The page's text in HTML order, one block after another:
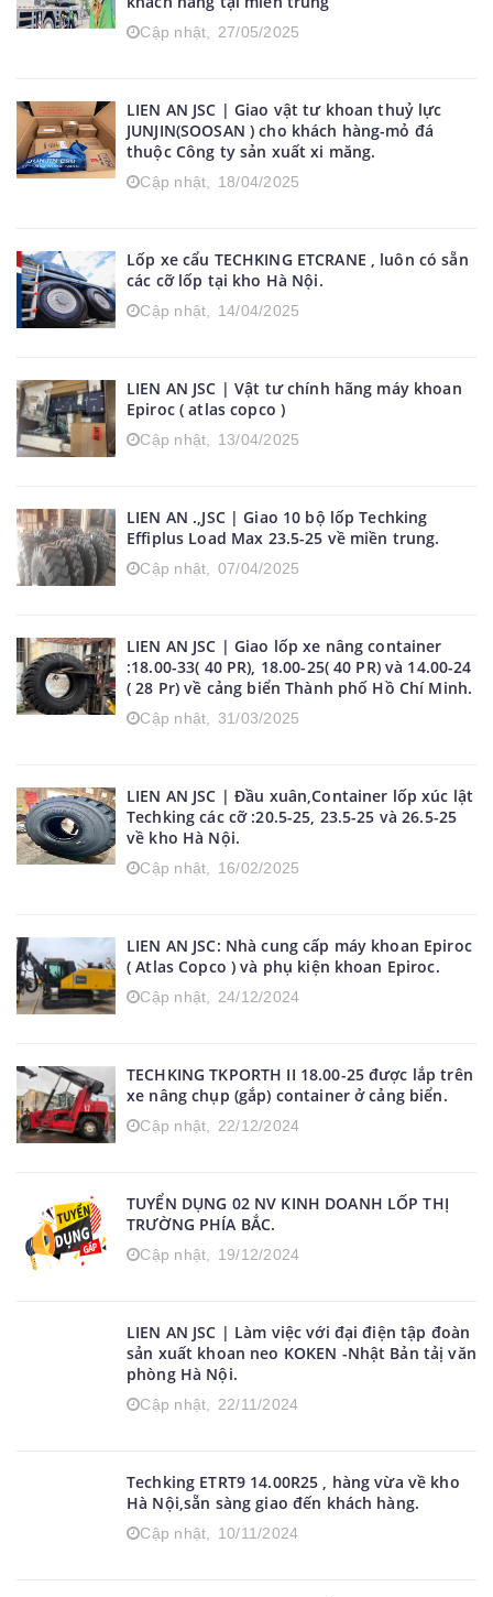
Cập nhật, 27/05/2025
LIEN AN JSC | Giao vật tư khoan thuỷ lực
JUNJIN(SOOSAN ) cho khách hàng-mỏ đá
thuộc Công ty sản xuất xi măng.
Cập nhật, 18/04/2025
Lốp xe cẩu TECHKING ETCRANE , luôn có sẵn
các cỡ lốp tại kho Hà Nội.
Cập nhật, 14/04/2025
LIEN AN JSC | Vật tư chính hãng máy khoan
Epiroc ( atlas copco )
Cập nhật, 13/04/2025
LIEN AN .,JSC | Giao 10 bộ lốp Techking
Effiplus Load Max 23.5-25 về miền trung.
Cập nhật, 07/04/2025
LIEN AN JSC | Giao lốp xe nâng container
:18.00-33( 40 PR), 18.00-25( 40 PR) và 14.00-24
( 28 Pr) về cảng biển Thành phố Hồ Chí Minh.
Cập nhật, 31/03/2025
LIEN AN JSC | Đầu xuân,Container lốp xúc lật
Techking các cỡ :20.5-25, 23.5-25 và 26.5-25
về kho Hà Nội.
Cập nhật, 16/02/2025
LIEN AN JSC: Nhà cung cấp máy khoan Epiroc
( Atlas Copco ) và phụ kiện khoan Epiroc.
Cập nhật, 24/12/2024
TECHKING TKPORTH II 18.00-25 được lắp trên
xe nâng chụp (gắp) container ở cảng biển.
Cập nhật, 22/12/2024
TUYỂN DỤNG 02 NV KINH DOANH LỐP THỊ
TRƯỜNG PHÍA BẮC.
Cập nhật, 19/12/2024
LIEN AN JSC | Làm việc với đại điện tập đoàn
sản xuất khoan neo KOKEN -Nhật Bản tảị văn
phòng Hà Nội.
Cập nhật, 22/11/2024
Techking ETRT9 14.00R25 , hàng vừa về kho
Hà Nội,sẵn sàng giao đến khách hàng.
Cập nhật, 10/11/2024